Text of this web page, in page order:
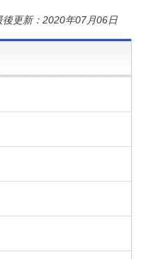
更新：2020年07月06日